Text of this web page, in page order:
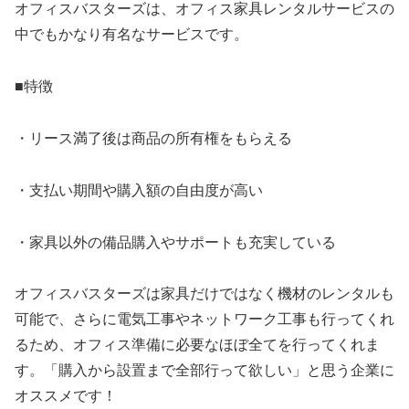
オフィスバスターズは、オフィス家具レンタルサービスの
中でもかなり有名なサービスです。
■特徴
・リース満了後は商品の所有権をもらえる
・支払い期間や購入額の自由度が高い
・家具以外の備品購入やサポートも充実している
オフィスバスターズは家具だけではなく機材のレンタルも
可能で、さらに電気工事やネットワーク工事も行ってくれ
るため、オフィス準備に必要なほぼ全てを行ってくれま
す。「購入から設置まで全部行って欲しい」と思う企業に
オススメです！